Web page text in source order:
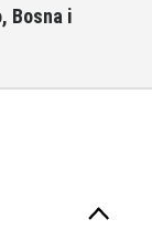
Bosna i